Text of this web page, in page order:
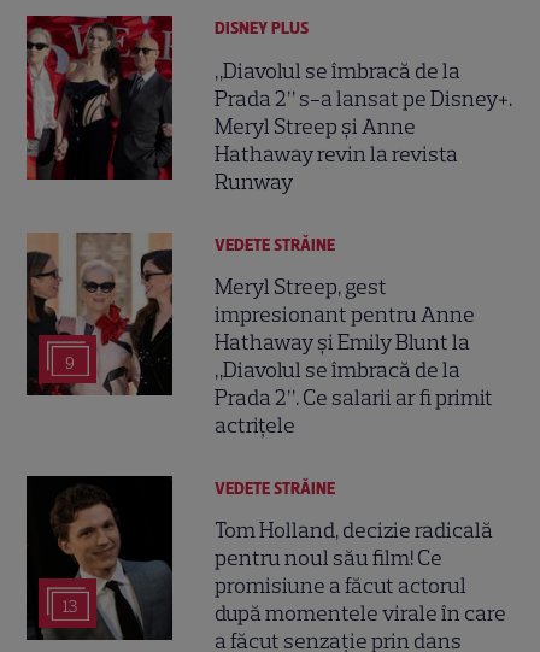
DISNEY PLUS
„Diavolul se îmbracă de la
Prada 2” s-a lansat pe Disney+.
Meryl Streep și Anne
Hathaway revin la revista
Runway
9
VEDETE STRĂINE
Meryl Streep, gest
impresionant pentru Anne
Hathaway și Emily Blunt la
„Diavolul se îmbracă de la
Prada 2”. Ce salarii ar fi primit
actrițele
13
VEDETE STRĂINE
Tom Holland, decizie radicală
pentru noul său film! Ce
promisiune a făcut actorul
după momentele virale în care
a făcut senzație prin dans